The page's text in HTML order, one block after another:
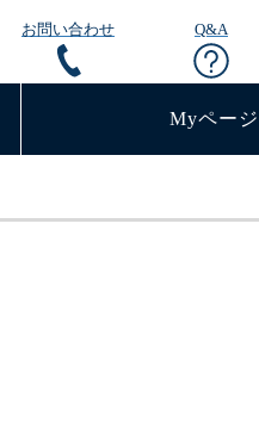
お問い合わせ Q&A
Myページ